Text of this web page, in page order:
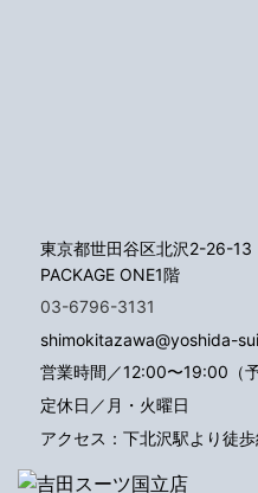
東京都世田谷区北沢2-26-13
PACKAGE ONE1階
03-6796-3131
shimokitazawa@yoshida-
営業時間／12:00〜19:00（予
定休日／月・火曜日
アクセス：下北沢駅より徒